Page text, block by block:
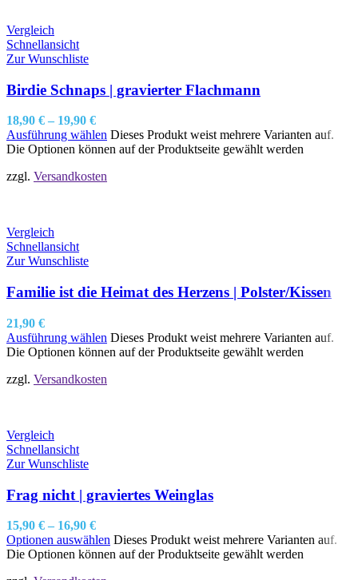
Vergleich
Schnellansicht
Zur Wunschliste
Birdie Schnaps | gravierter Flachmann
18,90 € – 19,90 €
Ausführung wählen Dieses Produkt weist mehrere Varianten auf.
Die Optionen können auf der Produktseite gewählt werden
zzgl. Versandkosten
Vergleich
Schnellansicht
Zur Wunschliste
Familie ist die Heimat des Herzens | Polster/Kissen
21,90 €
Ausführung wählen Dieses Produkt weist mehrere Varianten auf.
Die Optionen können auf der Produktseite gewählt werden
zzgl. Versandkosten
Vergleich
Schnellansicht
Zur Wunschliste
Frag nicht | graviertes Weinglas
15,90 € – 16,90 €
Optionen auswählen Dieses Produkt weist mehrere Varianten auf.
Die Optionen können auf der Produktseite gewählt werden